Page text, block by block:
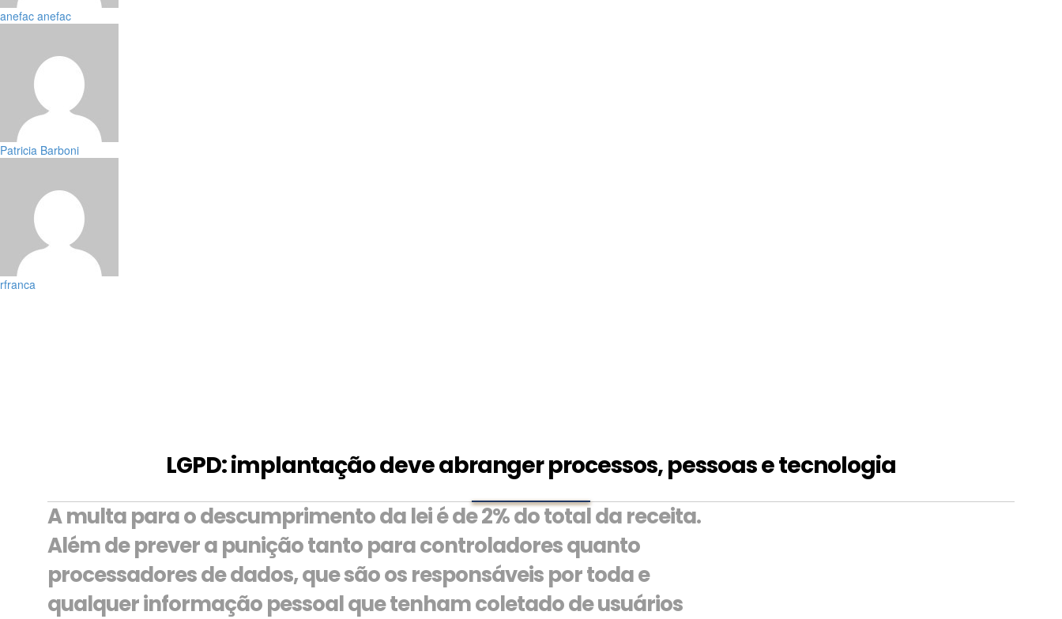
anefac anefac
Patricia Barboni
rfranca
LGPD: implantação deve abranger processos, pessoas e tecnologia
A multa para o descumprimento da lei é de 2% do total da receita.
Além de prever a punição tanto para controladores quanto
processadores de dados, que são os responsáveis por toda e
qualquer informação pessoal que tenham coletado de usuários